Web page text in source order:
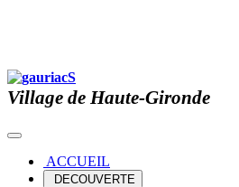
Village de Haute-Gironde
ACCUEIL
DECOUVERTE